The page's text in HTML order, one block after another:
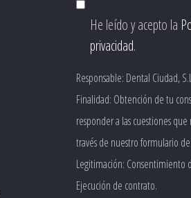
de
teléfono
He leído y acepto la
privacidad.
Responsable: Dental Ciudad,
Finalidad: Obtención de tu
responder a las cuestiones que
través de nuestro formulario
Legitimación: Consentimiento
Ejecución de contrato.